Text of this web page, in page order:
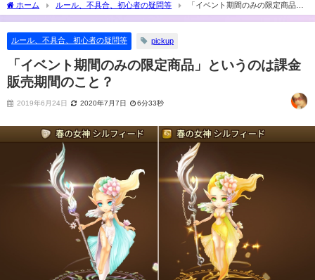
ホーム ルール、不具合、初心者の疑問等
「イベント期間のみの限定商品」
というのは課金販売期間のこと？
ルール、不具合、初心者の疑問等 pickup
「イベント期間のみの限定商品」というのは課金
販売期間のこと？
2019年6月24日 2020年7月7日 6分33秒